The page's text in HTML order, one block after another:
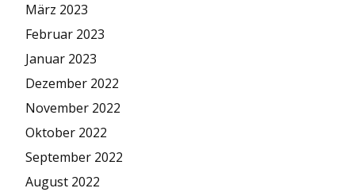
März 2023
Februar 2023
Januar 2023
Dezember 2022
November 2022
Oktober 2022
September 2022
August 2022